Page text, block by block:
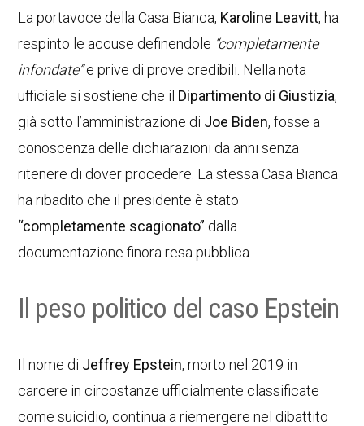
La portavoce della Casa Bianca, Karoline Leavitt, ha
respinto le accuse definendole “completamente
infondate”e prive di prove credibili. Nella nota
ufficiale si sostiene che il Dipartimento di Giustizia,
già sotto l’amministrazione di Joe Biden, fosse a
conoscenza delle dichiarazioni da anni senza
ritenere di dover procedere. La stessa Casa Bianca
ha ribadito che il presidente è stato
“completamente scagionato” dalla
documentazione finora resa pubblica.
Il peso politico del caso Epstein
Il nome di Jeffrey Epstein, morto nel 2019 in
carcere in circostanze ufficialmente classificate
come suicidio, continua a riemergere nel dibattito